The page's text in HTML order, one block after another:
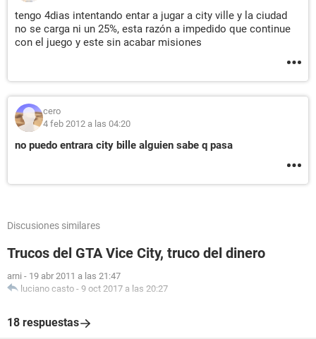
tengo 4dias intentando entar a jugar a city ville y la ciudad
no se carga ni un 25%, esta razón a impedido que continue
con el juego y este sin acabar misiones
cero
4 feb 2012 a las 04:20
no puedo entrara city bille alguien sabe q pasa
Discusiones similares
Trucos del GTA Vice City, truco del dinero
arni - 19 abr 2011 a las 21:47
luciano casto - 9 oct 2017 a las 20:27
18 respuestas